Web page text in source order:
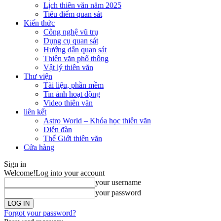
Lịch thiên văn năm 2025
Tiêu điểm quan sát
Kiến thức
Công nghệ vũ trụ
Dụng cụ quan sát
Hướng dẫn quan sát
Thiên văn phổ thông
Vật lý thiên văn
Thư viện
Tài liệu, phần mềm
Tin ảnh hoạt động
Video thiên văn
liên kết
Astro World – Khóa học thiên văn
Diễn đàn
Thế Giới thiên văn
Cửa hàng
Sign in
Welcome!Log into your account
your username
your password
Forgot your password?